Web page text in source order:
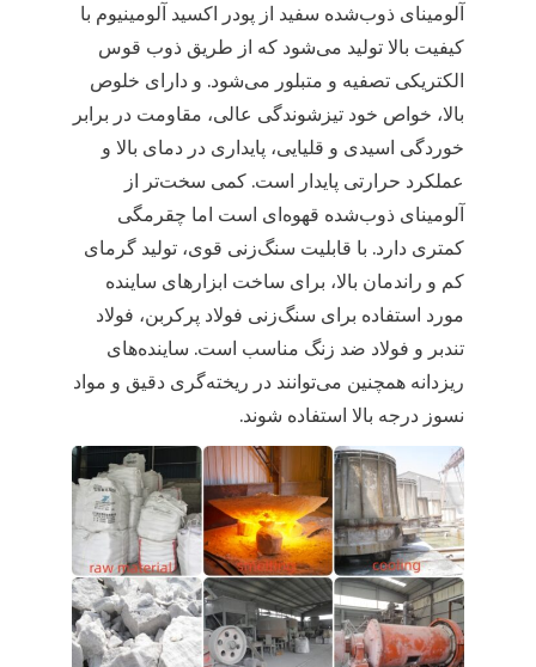
آلومینای ذوب‌شده سفید از پودر اکسید آلومینیوم با
کیفیت بالا تولید می‌شود که از طریق ذوب قوس
الکتریکی تصفیه و متبلور می‌شود. و دارای خلوص
بالا، خواص خود تیزشوندگی عالی، مقاومت در برابر
خوردگی اسیدی و قلیایی، پایداری در دمای بالا و
عملکرد حرارتی پایدار است. کمی سخت‌تر از
آلومینای ذوب‌شده قهوه‌ای است اما چقرمگی
کمتری دارد. با قابلیت سنگ‌زنی قوی، تولید گرمای
کم و راندمان بالا، برای ساخت ابزارهای ساینده
مورد استفاده برای سنگ‌زنی فولاد پرکربن، فولاد
تندبر و فولاد ضد زنگ مناسب است. ساینده‌های
ریزدانه همچنین می‌توانند در ریخته‌گری دقیق و مواد
نسوز درجه بالا استفاده شوند.